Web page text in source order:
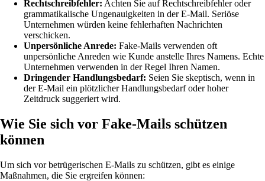
Rechtschreibfehler: Achten Sie auf Rechtschreibfehler oder
grammatikalische Ungenauigkeiten in der E-Mail. Seriöse
Unternehmen würden keine fehlerhaften Nachrichten
verschicken.
Unpersönliche Anrede: Fake-Mails verwenden oft
unpersönliche Anreden wie Kunde anstelle Ihres Namens. Echte
Unternehmen verwenden in der Regel Ihren Namen.
Dringender Handlungsbedarf: Seien Sie skeptisch, wenn in
der E-Mail ein plötzlicher Handlungsbedarf oder hoher
Zeitdruck suggeriert wird.
Wie Sie sich vor Fake-Mails schützen
können
Um sich vor betrügerischen E-Mails zu schützen, gibt es einige
Maßnahmen, die Sie ergreifen können: